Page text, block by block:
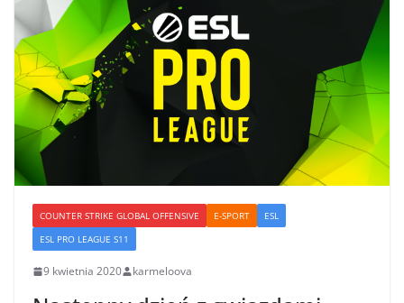
COUNTER STRIKE GLOBAL OFFENSIVE E-SPORT
ESL
ESL PRO LEAGUE S11
9 kwietnia 2020 karmeloova